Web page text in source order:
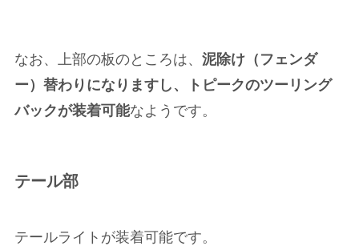
なお、上部の板のところは、 泥除け（フェンダ
ー）替わりになりますし、トピークのツーリング
バックが装着可能なようです。
テール部
テールライトが装着可能です。